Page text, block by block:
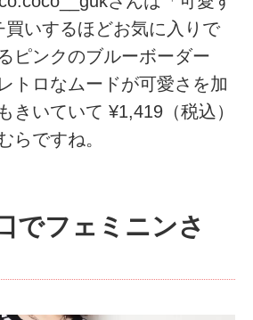
買いするほどお気に入りで
ピンクのブルーボーダー
トロなムードが可愛さを加
きいていて ¥1,419（税込）
らですね。
でフェミニンさ